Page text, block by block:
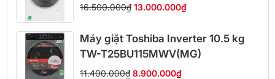
16.500.000₫ 13.000.000₫
Máy giặt Toshiba Inverter 10.5 kg
TW-T25BU115MWV(MG)
11.400.000₫ 8.900.000₫